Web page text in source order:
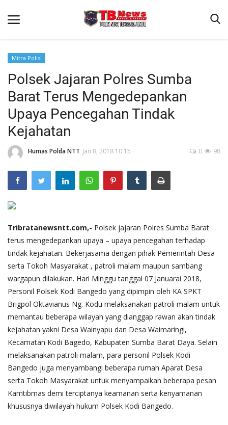
Beranda
Binkam
Terms & Conditions
Reskrim
Lantas
Polisi Kita
Mitra Polisi
Giat Ops
Link Polda NTT
Mitra Polisi
Polsek Jajaran Polres Sumba
Barat Terus Mengedepankan
Upaya Pencegahan Tindak
Kejahatan
Humas Polda NTT Jan 8, 2018 10:15 98
0
Tribratanewsntt.com,- Polsek jajaran Polres Sumba Barat
terus mengedepankan upaya – upaya pencegahan terhadap
tindak kejahatan. Bekerjasama dengan pihak Pemerintah Desa
serta Tokoh Masyarakat , patroli malam maupun sambang
wargapun dilakukan. Hari Minggu tanggal 07 Januarai 2018,
Personil Polsek Kodi Bangedo yang dipimpin oleh KA SPKT
Brigpol Oktavianus Ng. Kodu melaksanakan patroli malam untuk
memantau beberapa wilayah yang dianggap rawan akan tindak
kejahatan yakni Desa Wainyapu dan Desa Waimaringi,
Kecamatan Kodi Bagedo, Kabupaten Sumba Barat Daya. Selain
melaksanakan patroli malam, para personil Polsek Kodi
Bangedo juga menyambangi beberapa rumah Aparat Desa
serta Tokoh Masyarakat untuk menyampaikan beberapa pesan
Kamtibmas demi terciptanya keamanan serta kenyamanan
khususnya diwilayah hukum Polsek Kodi Bangedo.